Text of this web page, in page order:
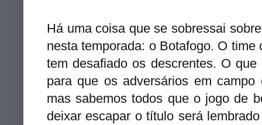
Há uma coisa que se sobressai
nesta temporada: o Botafogo. O
tem desafiado os descrentes. O
para que os adversários em
mas sabemos todos que o jogo de
deixar escapar o título será